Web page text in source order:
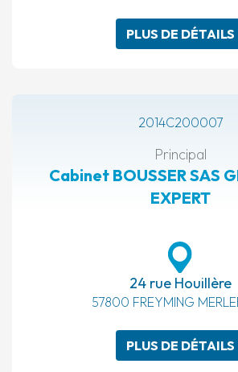
PLUS DE DÉTAILS
2014C200007
Principal
Cabinet BOUSSER SAS
EXPERT
24 rue Houillère
57800 FREYMING
PLUS DE DÉTAILS